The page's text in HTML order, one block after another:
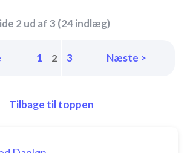
2 ud af 3 (24 indlæg)
1 2 3 Næste >
Tilbage til toppen